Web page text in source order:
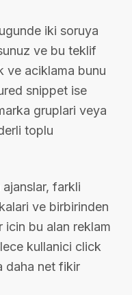
iki soruya
ve bu teklif
ve aciklama bunu
snippet ise
gruplari veya
toplu
farkli
ve birbirinden
icin bu alan reklam
kullanici click
daha net fikir